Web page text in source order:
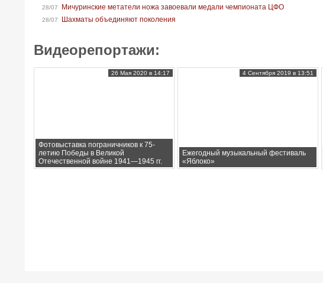
28/07 Мичуринские метатели ножа завоевали медали чемпионата ЦФО
28/07 Шахматы объединяют поколения
Видеорепортажи:
Фотовыставка пограничников к 75-
летию Победы в Великой
Отечественной войне 1941—1945 гг.
26 Мая 2020 в 14:17
Ежегодный музыкальный фестиваль
«Яблоко»
4 Сентября 2019 в 13:51